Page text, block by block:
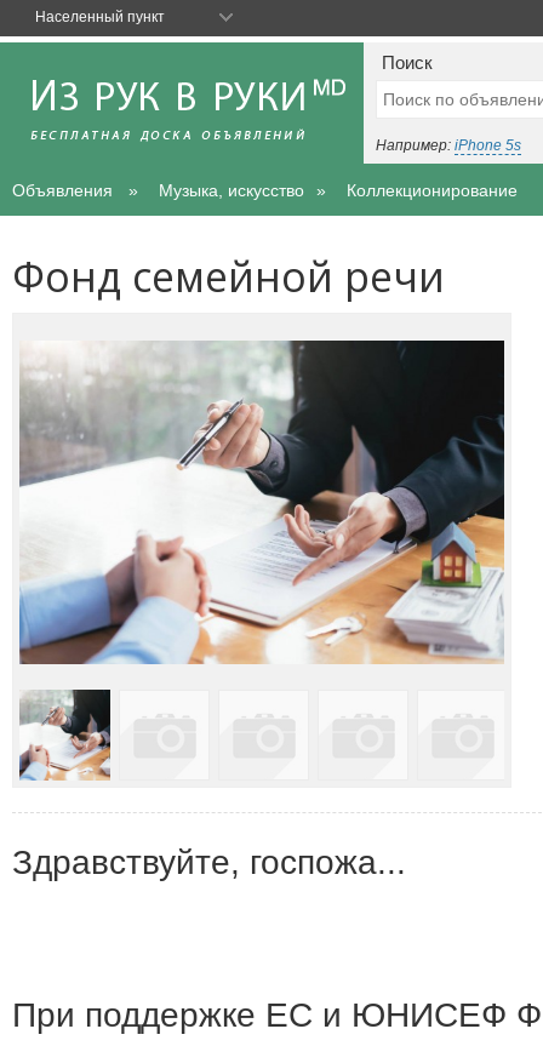
Поиск
Например: iPhone 5s
Объявления Музыка, искусство Коллекционирование
Фонд семейной речи
Здравствуйте, госпожа...
При поддержке ЕС и ЮНИСЕФ
Населенный пункт